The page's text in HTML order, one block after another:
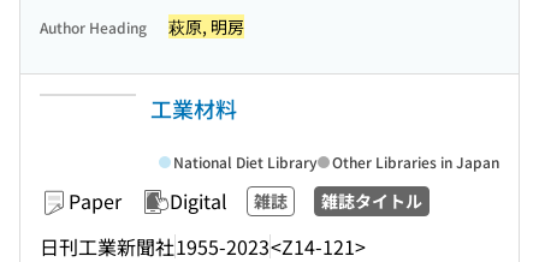
Author Heading 萩原, 明房
工業材料
Paper Digital 雑誌 雑誌タイトル
日刊工業新聞社1955-2023<Z14-121>
National Diet Library Other Libraries in Japan